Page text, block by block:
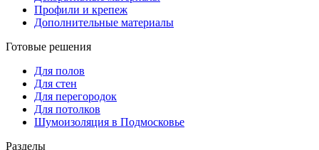
Профили и крепеж
Дополнительные материалы
Готовые решения
Для полов
Для стен
Для перегородок
Для потолков
Шумоизоляция в Подмосковье
Разделы